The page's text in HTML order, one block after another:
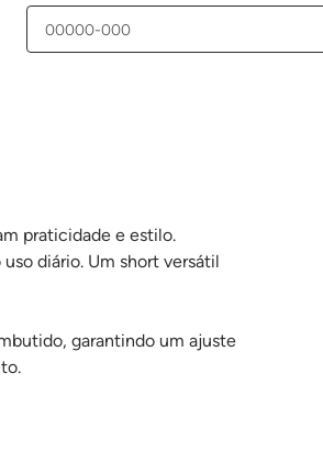
praticidade e estilo.
diário. Um short versátil
garantindo um ajuste